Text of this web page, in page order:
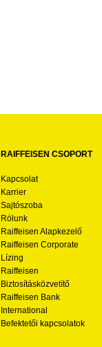
RAIFFEISEN CSOPORT
Kapcsolat
Karrier
Sajtószoba
Rólunk
Raiffeisen Alapkezelő
Raiffeisen Corporate
Lízing
Raiffeisen
Biztosításközvetítő
Raiffeisen Bank
International
Befektetői kapcsolatok